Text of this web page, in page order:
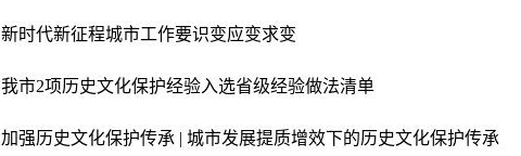
新时代新征程城市工作要识变应变求变
我市2项历史文化保护经验入选省级经验做法清单
加强历史文化保护传承 | 城市发展提质增效下的历史文化保护传承